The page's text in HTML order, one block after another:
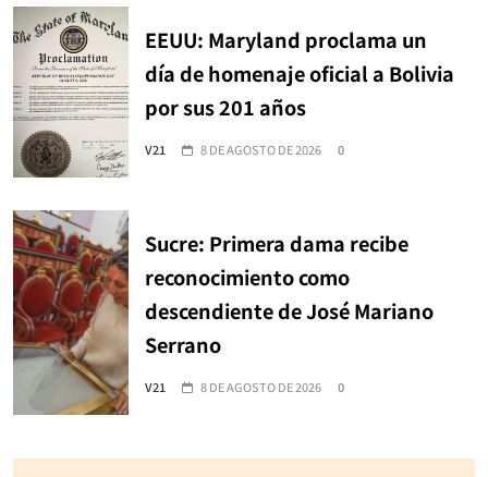
EEUU: Maryland proclama un
día de homenaje oficial a Bolivia
por sus 201 años
V21 8 DE AGOSTO DE 2026 0
Sucre: Primera dama recibe
reconocimiento como
descendiente de José Mariano
Serrano
V21 8 DE AGOSTO DE 2026 0